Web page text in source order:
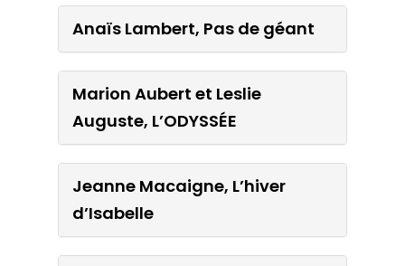
Anaïs Lambert, Pas de
Marion Aubert et Leslie
Auguste, L’ODYSSÉE
Jeanne Macaigne, L’hiver
Anaïs Lambert, Pas de géant
Marion Aubert et Leslie
Auguste, L’ODYSSÉE
Jeanne Macaigne, L’hiver
d’Isabelle